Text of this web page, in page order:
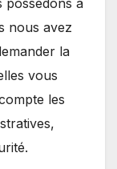
nous avez
la
vous
les